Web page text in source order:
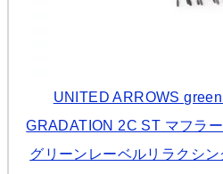
UNITED ARROWS
GRADATION 2C ST マフラ
グリーンレーベルリラクシ